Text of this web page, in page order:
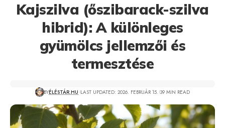
Kajszilva (őszibarack-szilva
hibrid): A különleges
gyümölcs jellemzői és
termesztése
BYÉLÉSTÁR.HU LAST UPDATED: 2026. FEBRUÁR 15. 39 MIN READ